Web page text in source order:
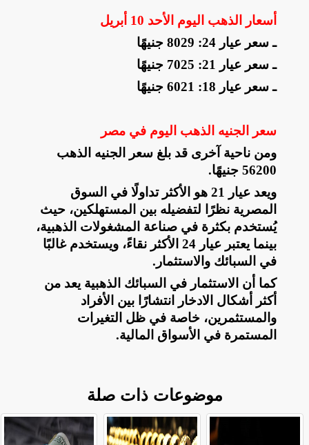
أسعار الذهب اليوم الأحد 10 أبريل
ـ سعر عيار 24: 8029 جنيهًا
ـ سعر عيار 21: 7025 جنيهًا
ـ سعر عيار 18: 6021 جنيهًا
سعر الجنيه الذهب اليوم في مصر
ومن ناحية آخرى قد بلغ سعر الجنيه الذهب
56200 جنيهًا
.
ويعد عيار 21 هو الأكثر تداولًا في السوق
المصرية نظرًا لتفضيله بين المستهلكين، حيث
يُستخدم بكثرة في صناعة المشغولات الذهبية،
بينما يعتبر عيار 24 الأكثر نقاءً، ويستخدم غالبًا
في السبائك والاستثمار .
كما أن الاستثمار في السبائك الذهبية يعد من
أكثر أشكال الادخار انتشارًا بين الأفراد
والمستثمرين، خاصة في ظل التغيرات
المستمرة في الأسواق المالية.
موضوعات ذات صلة